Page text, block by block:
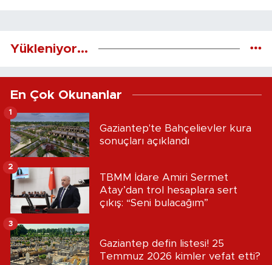
Yükleniyor...
En Çok Okunanlar
Gaziantep'te Bahçelievler kura
sonuçları açıklandı
1
TBMM İdare Amiri Sermet
Atay’dan trol hesaplara sert
çıkış: “Seni bulacağım”
2
Gaziantep defin listesi! 25
Temmuz 2026 kimler vefat etti?
3